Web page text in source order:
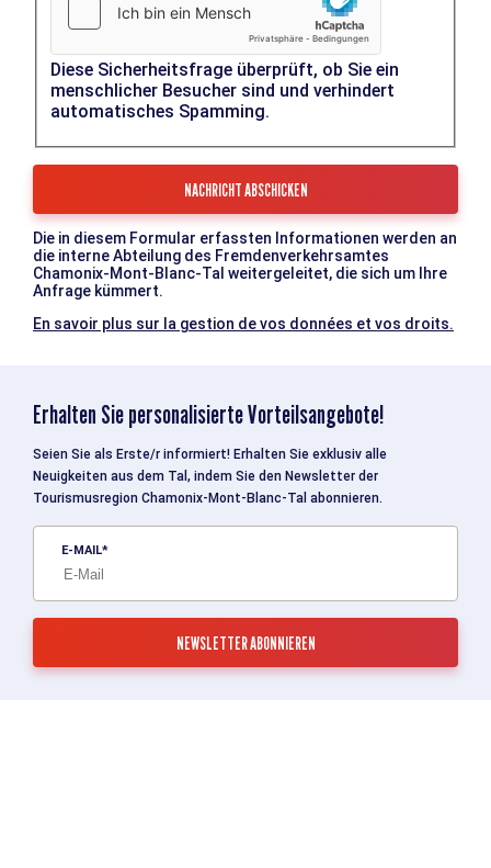
Diese Sicherheitsfrage überprüft, ob Sie ein
menschlicher Besucher sind und verhindert
automatisches Spamming.
Die in diesem Formular erfassten Informationen werden an
die interne Abteilung des Fremdenverkehrsamtes
Chamonix-Mont-Blanc-Tal weitergeleitet, die sich um Ihre
Anfrage kümmert.
En savoir plus sur la gestion de vos données et vos droits.
Erhalten Sie personalisierte Vorteilsangebote!
Seien Sie als Erste/r informiert! Erhalten Sie exklusiv alle
Neuigkeiten aus dem Tal, indem Sie den Newsletter der
Tourismusregion Chamonix-Mont-Blanc-Tal abonnieren.
E-MAIL